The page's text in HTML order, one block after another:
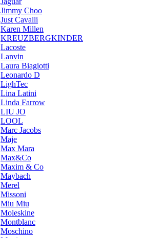
Jimmy Choo
Just Cavalli
Karen Millen
KREUZBERGKINDER
Lacoste
Lanvin
Laura Biagiotti
Leonardo D
LighTec
Lina Latini
Linda Farrow
LIU JO
LOOL
Marc Jacobs
Maje
Max Mara
Max&Co
Maxim & Co
Maybach
Merel
Missoni
Miu Miu
Moleskine
Montblanc
Moschino